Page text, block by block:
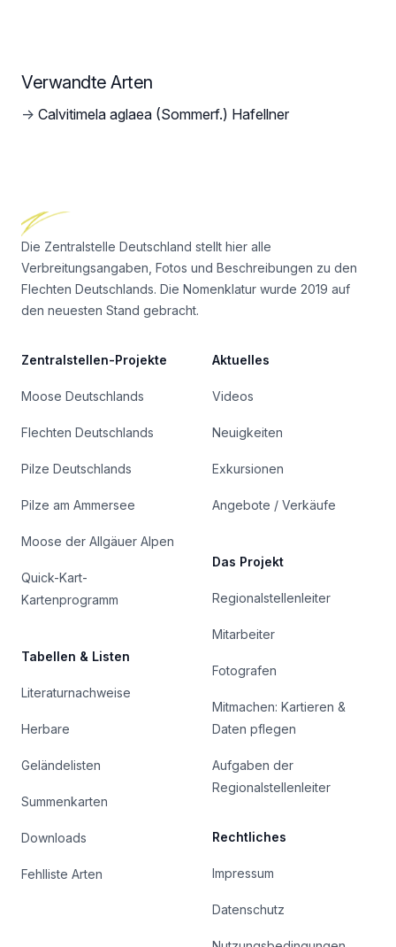
Verwandte Arten
→ Calvitimela aglaea (Sommerf.) Hafellner
Die Zentralstelle Deutschland stellt hier alle
Verbreitungsangaben, Fotos und Beschreibungen zu den
Flechten Deutschlands. Die Nomenklatur wurde 2019 auf
den neuesten Stand gebracht.
Zentralstellen-Projekte
Moose Deutschlands
Flechten Deutschlands
Pilze Deutschlands
Pilze am Ammersee
Moose der Allgäuer Alpen
Quick-Kart-
Kartenprogramm
Tabellen & Listen
Literaturnachweise
Herbare
Geländelisten
Summenkarten
Downloads
Fehlliste Arten
Aktuelles
Videos
Neuigkeiten
Exkursionen
Angebote / Verkäufe
Das Projekt
Regionalstellenleiter
Mitarbeiter
Fotografen
Mitmachen: Kartieren &
Daten pflegen
Aufgaben der
Regionalstellenleiter
Rechtliches
Impressum
Datenschutz